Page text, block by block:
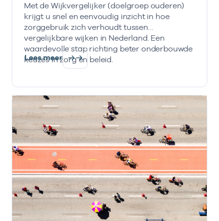
Met de Wijkvergelijker (doelgroep ouderen)
krijgt u snel en eenvoudig inzicht in hoe
zorggebruik zich verhoudt tussen
vergelijkbare wijken in Nederland. Een
waardevolle stap richting beter onderbouwde
keuzes in zorg en beleid.
Lees meer